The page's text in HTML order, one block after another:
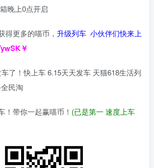
晚上0点开启
得更多的喵币， 升级列车 小伙伴们快来上
￥
！带你一起赢喵币！ (已是第一 速度上车